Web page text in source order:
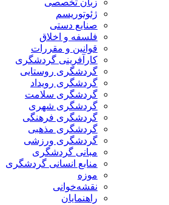
ژئوتوریسم
صنایع دستی
فلسفه و اخلاق
قوانین و مقررات
کارآفرینی گردشگری
گردشگری روستایی
گردشگری رویداد
گردشگری سلامت
گردشگری شهری
گردشگری فرهنگی
گردشگری مذهبی
گردشگری ورزشی
مبانی گردشگری
منابع انسانی گردشگری
موزه
نقشه‌خوانی
راهنمایان